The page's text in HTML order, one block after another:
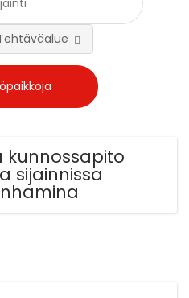
kunnossapito
sijainnissa